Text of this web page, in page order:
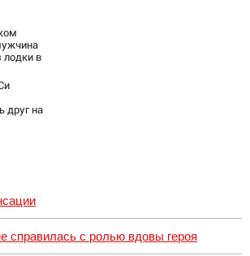
лодки в
друг на
справилась с ролью вдовы героя